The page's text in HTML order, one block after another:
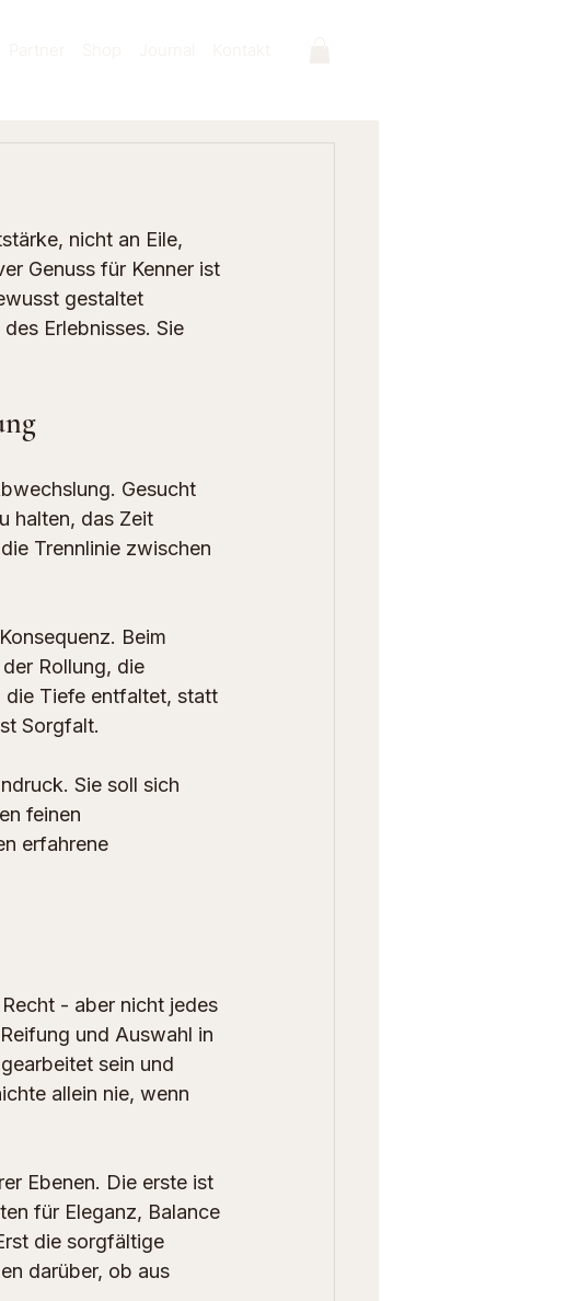
nicht an Eile,
Genuss für Kenner ist
gestaltet
Erlebnisses. Sie
Gesucht
halten, das Zeit
Trennlinie zwischen
Beim
Rollung, die
die Tiefe entfaltet, statt
Sorgfalt.
Sie soll sich
feinen
erfahrene
- aber nicht jedes
und Auswahl in
sein und
allein nie, wenn
Ebenen. Die erste ist
für Eleganz, Balance
die sorgfältige
darüber, ob aus